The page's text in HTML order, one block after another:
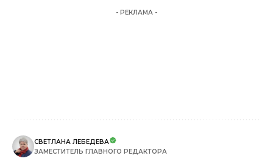
- РЕКЛАМА -
СВЕТЛАНА ЛЕБЕДЕВА
ЗАМЕСТИТЕЛЬ ГЛАВНОГО РЕДАКТОРА